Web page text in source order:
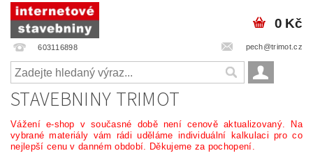
603116898 pech@trimot.cz
0 Kč
STAVEBNINY TRIMOT
Vážení e-shop v současné době není cenově aktualizovaný. Na
vybrané materiály vám rádi uděláme individuální kalkulaci pro co
nejlepší cenu v danném období. Děkujeme za pochopení.